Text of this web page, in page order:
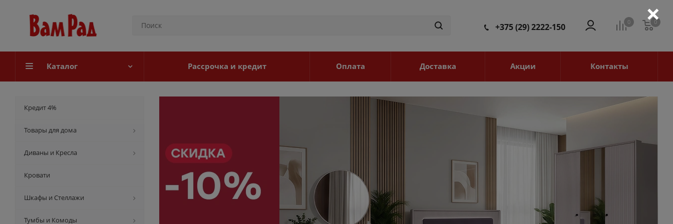
0 0
0
+375 (29) 2222-150
Каталог Рассрочка и кредит Оплата Доставка Акции Контакты
Кредит 4%
Товары для дома
Диваны и Кресла
Кровати
Шкафы и Стеллажи
Тумбы и Комоды
×